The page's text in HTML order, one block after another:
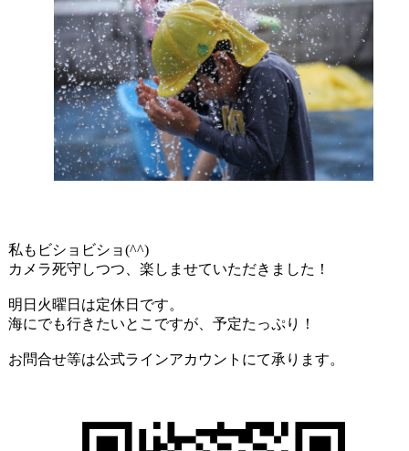
私もビショビショ(^^)
カメラ死守しつつ、楽しませていただきました！
明日火曜日は定休日です。
海にでも行きたいとこですが、予定たっぷり！
お問合せ等は公式ラインアカウントにて承ります。